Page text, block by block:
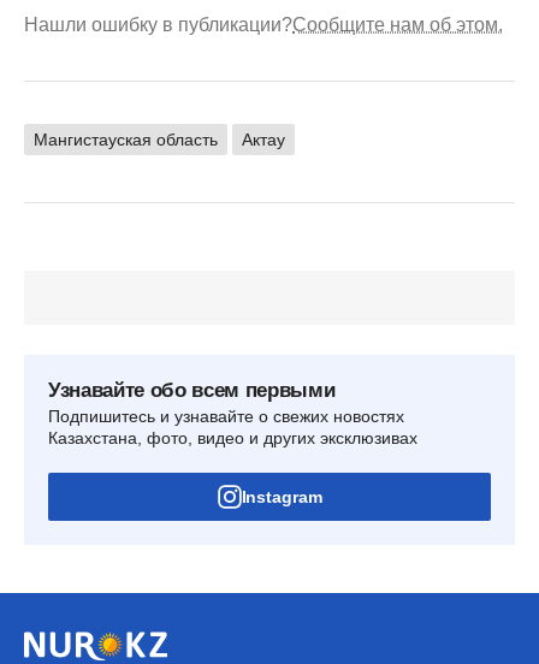
Нашли ошибку в публикации?Сообщите нам об этом.
Мангистауская область Актау
Узнавайте обо всем первыми
Подпишитесь и узнавайте о свежих новостях
Казахстана, фото, видео и других эксклюзивах
Instagram